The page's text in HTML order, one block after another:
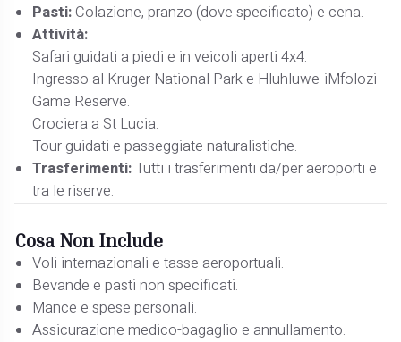
Pasti:Colazione, pranzo (dove specificato) e cena.
Attività:
Safari guidati a piedi e in veicoli aperti 4x4.
Ingresso al Kruger National Park e Hluhluwe-iMfolozi
Game Reserve.
Crociera a St Lucia.
Tour guidati e passeggiate naturalistiche.
Trasferimenti: Tutti i trasferimenti da/per aeroporti e
tra le riserve.
Cosa Non Include
Voli internazionali e tasse aeroportuali.
Bevande e pasti non specificati.
Mance e spese personali.
Assicurazione medico-bagaglio e annullamento.